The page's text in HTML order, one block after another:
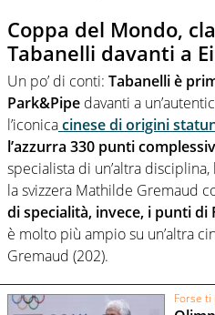
Coppa del Mondo,
Tabanelli davanti a
Un po’ di conti: Tabanelli è
Park&Pipe davanti a
l’iconicacinese di origini
l’azzurra 330 punti
specialista di un’altra
la svizzera Mathilde Gremaud
di specialità, invece, i punti di
è molto più ampio su un’altra
Gremaud (202).
Forse